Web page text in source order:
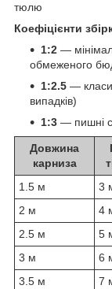
тюлю
Коефіцієнти
1:2 —
обмеженого
1:2.5 —
випадків)
1:3 — пишні
Довжина
карниза
1.5 м
3
2 м
4
2.5 м
5
3 м
6
3.5 м
7